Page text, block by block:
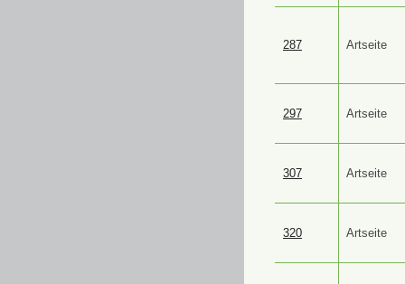
287 Artseite
297 Artseite
307 Artseite
320 Artseite